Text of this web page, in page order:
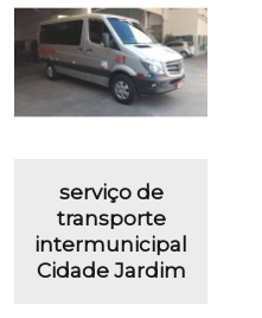
serviço de
transporte
intermunicipal
Cidade Jardim